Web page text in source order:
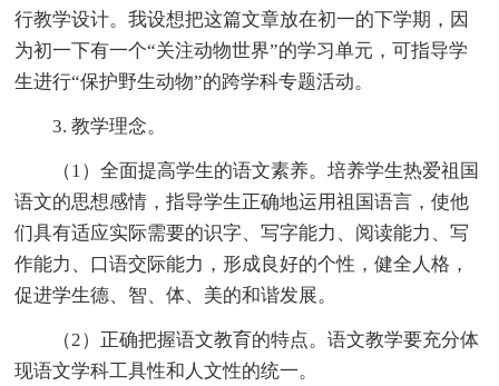
行教学设计。我设想把这篇文章放在初一的下学期，因
为初一下有一个“关注动物世界”的学习单元，可指导学
生进行“保护野生动物”的跨学科专题活动。
3. 教学理念。
（1）全面提高学生的语文素养。培养学生热爱祖国
语文的思想感情，指导学生正确地运用祖国语言，使他
们具有适应实际需要的识字、写字能力、阅读能力、写
作能力、口语交际能力，形成良好的个性，健全人格，
促进学生德、智、体、美的和谐发展。
（2）正确把握语文教育的特点。语文教学要充分体
现语文学科工具性和人文性的统一。